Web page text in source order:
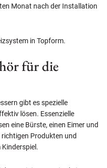
Monat nach der Installation
in Topform.
für die
gibt es spezielle
lösen. Essenzielle
eine Bürste, einen Eimer und
Produkten und
Kinderspiel.